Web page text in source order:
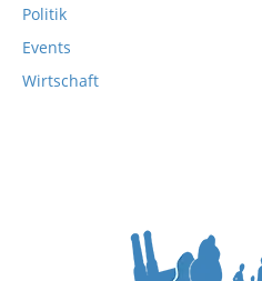
Politik
Events
Wirtschaft